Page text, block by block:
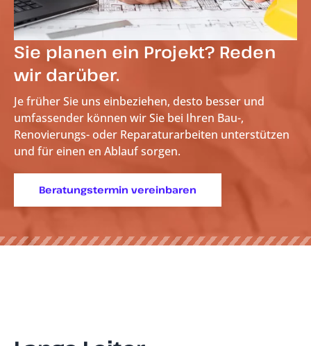
Sie planen ein Projekt? Reden
wir darüber.
Je früher Sie uns einbeziehen, desto besser und
umfassender können wir Sie bei Ihren Bau-,
Renovierungs- oder Reparaturarbeiten unterstützen
und für einen en Ablauf sorgen.
Beratungstermin vereinbaren